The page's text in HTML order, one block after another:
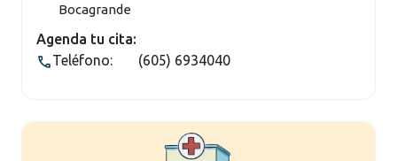
Bocagrande
Agenda tu cita:
Teléfono:
(605) 6934040